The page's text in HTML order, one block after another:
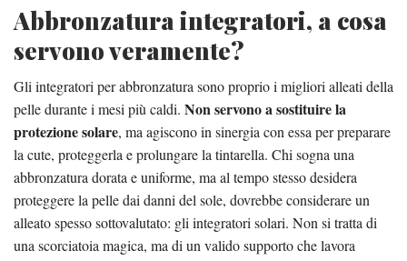
Abbronzatura integratori, a cosa
servono veramente?
Gli integratori per abbronzatura sono proprio i migliori alleati della
pelle durante i mesi più caldi. Non servono a sostituire la
protezione solare, ma agiscono in sinergia con essa per preparare
la cute, proteggerla e prolungare la tintarella. Chi sogna una
abbronzatura dorata e uniforme, ma al tempo stesso desidera
proteggere la pelle dai danni del sole, dovrebbe considerare un
alleato spesso sottovalutato: gli integratori solari. Non si tratta di
una scorciatoia magica, ma di un valido supporto che lavora